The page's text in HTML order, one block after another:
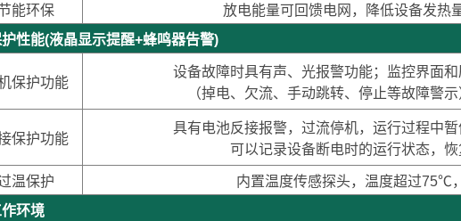
能环保
放电能量可回馈电网，降低设备发热
性能(液晶显示提醒+蜂鸣器告警)
保护功能
设备故障时具有声、光报警功能；监控界面
（掉电、欠流、手动跳转、停止等故障警
保护功能
具有电池反接报警，过流停机，运行过程中暂
可以记录设备断电时的运行状态，
温保护
内置温度传感探头，温度超过75℃
环境